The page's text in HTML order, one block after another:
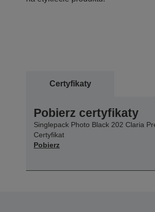
Certyfikaty
Pobierz certyfikaty
Singlepack Photo Black 202 Claria
Certyfikat
Pobierz